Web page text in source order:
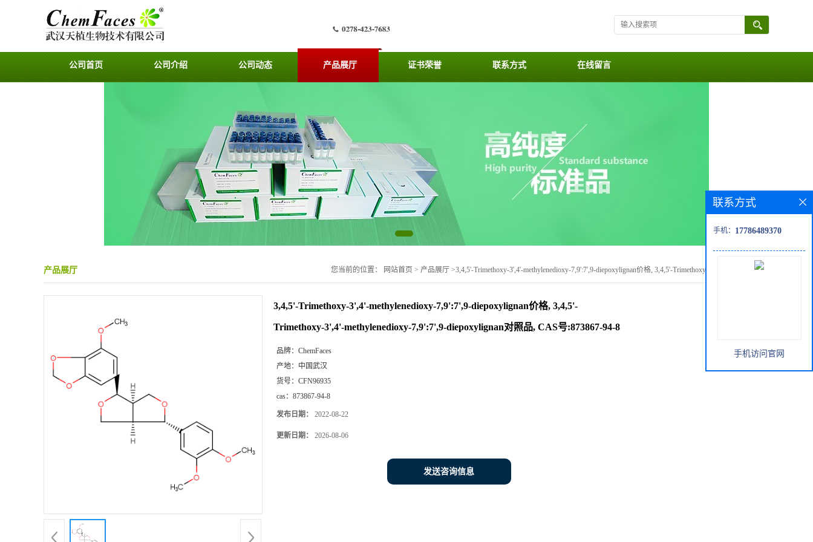
公司首页 公司介绍 公司动态 产品展厅 证书荣誉 联系方式 在线留言
产品展厅 您当前的位置： 网站首页 > 产品展厅 >3,4,5'-Trimethoxy-3',4'-methylenedioxy-7,9':7',9-diepoxylignan价格, 3,4,5'-Trimethoxy-3',4'-
3,4,5'-Trimethoxy-3',4'-methylenedioxy-7,9':7',9-diepoxylignan价格, 3,4,5'-
Trimethoxy-3',4'-methylenedioxy-7,9':7',9-diepoxylignan对照品, CAS号:873867-94-8
品牌： ChemFaces
产地： 中国武汉
货号： CFN96935
cas： 873867-94-8
发布日期： 2022-08-22
更新日期： 2026-08-06
发送咨询信息
联系方式
手机： 17786489370
手机访问官网